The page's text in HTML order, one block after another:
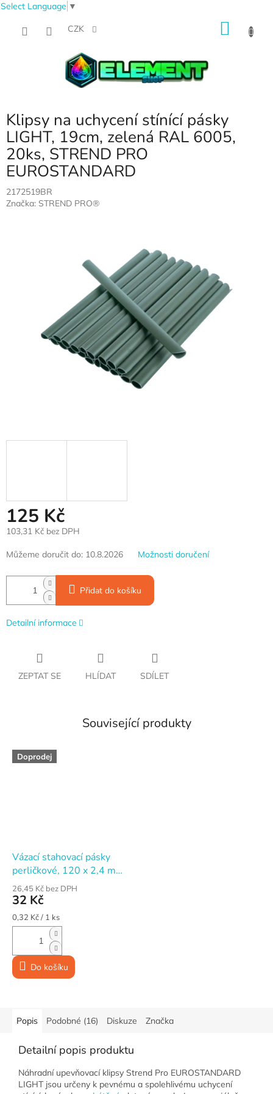
Select Language ▼
CZK
Klipsy na uchycení stínící pásky
LIGHT, 19cm, zelená RAL 6005,
20ks, STREND PRO
EUROSTANDARD
2172519BR
Značka: STREND PRO®
125 Kč
103,31 Kč bez DPH
Měrná
cena:
Můžeme doručit do: 10.8.2026 Možnosti doručení
Přidat do košíku
Detailní informace
ZEPTAT SE HLÍDAT SDÍLET
Související produkty
Doprodej
Vázací stahovací pásky
perličkové, 120 x 2,4 mm,
natural, balení 100 ks
26,45 Kč bez DPH
32 Kč
Měrná
cena:
0,32 Kč / 1 ks
Do košíku
Popis Podobné (16) Diskuze Značka
Detailní popis produktu
Náhradní upevňovací klipsy Strend Pro EUROSTANDARD
LIGHT jsou určeny k pevnému a spolehlivému uchycení